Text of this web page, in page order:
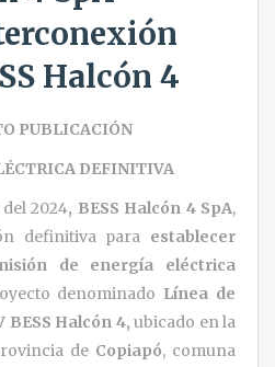
Halcón 4
PUBLICACIÓN
DEFINITIVA
2024, BESS Halcón 4 SpA,
definitiva para establecer
de energía eléctrica
denominado Línea de
BESS Halcón 4,ubicado en la
de Copiapó, comuna